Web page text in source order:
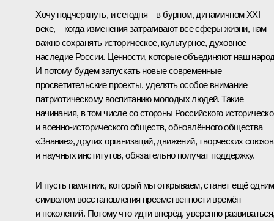
Хочу подчеркнуть, и сегодня – в бурном, динамичном XXI
веке, – когда изменения затрагивают все сферы жизни, нам
важно сохранять историческое, культурное, духовное
наследие России. Ценности, которые объединяют наш
И потому будем запускать новые современные
просветительские проекты, уделять особое внимание
патриотическому воспитанию молодых людей. Такие
начинания, в том числе со стороны Российского
и военно-исторического обществ, обновлённого общества
«Знание», других организаций, движений, творческих союзов
и научных институтов, обязательно получат поддержку.
И пусть памятник, который мы открываем, станет ещё одним
символом восстановления преемственности времён
и поколений. Потому что идти вперёд, уверенно